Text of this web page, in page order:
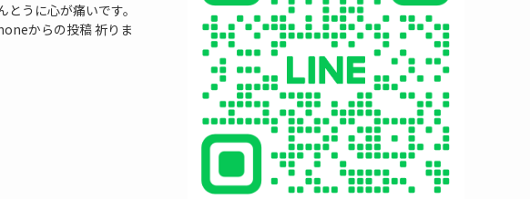
うに心が痛いです。
からの投稿 祈りま